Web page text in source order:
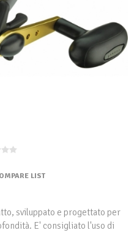
LIST
sviluppato e progettato per
E' consigliato l'uso di